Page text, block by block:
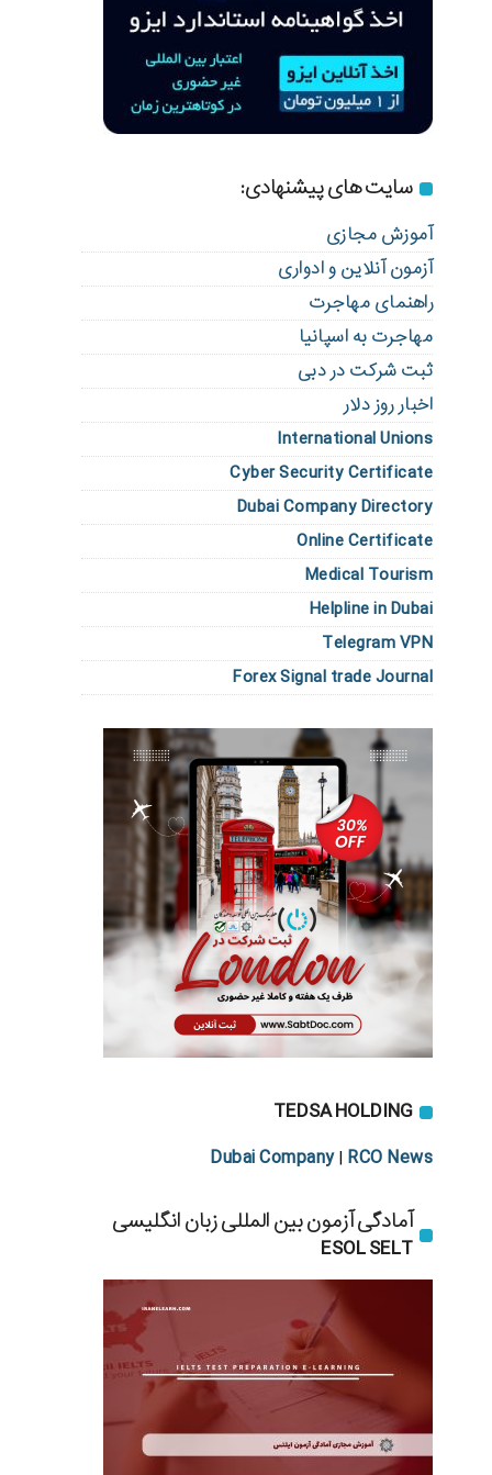
سایت های پیشنهادی:
آموزش مجازی
آزمون آنلاین و ادواری
راهنمای مهاجرت
مهاجرت به اسپانیا
ثبت شرکت در دبی
اخبار روز دلار
International Unions
Cyber Security Certificate
Dubai Company Directory
Online Certificate
Medical Tourism
Helpline in Dubai
Telegram VPN
Forex Signal trade Journal
TEDSA HOLDING
Dubai Company| RCO News
آمادگی آزمون بین المللی زبان انگلیسی
ESOL SELT